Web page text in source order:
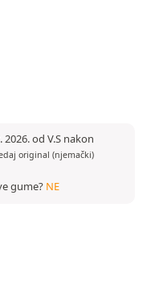
od V.S nakon
original (njemački)
gume? NE